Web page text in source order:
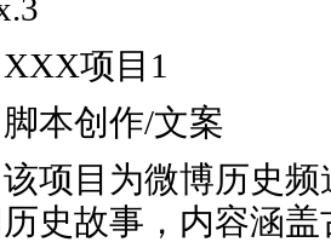
项目1
本创作/文案
项目为微博历史
史故事，内容涵